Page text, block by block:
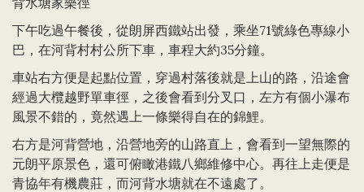
下午吃過午餐後，從朗屏西鐵站出發，乘坐71號綠色專線小
巴，在河背村村公所下車，車程大約35分鐘。
車站右方便是起點位置，穿過村落後就是上山的路，沿途會
經過大欖越野單車徑，之後會看到分叉口，左方有個小瀑布
風景不錯的，竟然遇上一條樂得自在的錦鯉。
右方是河背營地，沿營地旁的山路直上，會看到一望無際的
元朗平原景色，還可俯瞰港鐵八鄉維修中心。再往上走便是
青協年有機農莊，而河背水塘就在不遠處了。